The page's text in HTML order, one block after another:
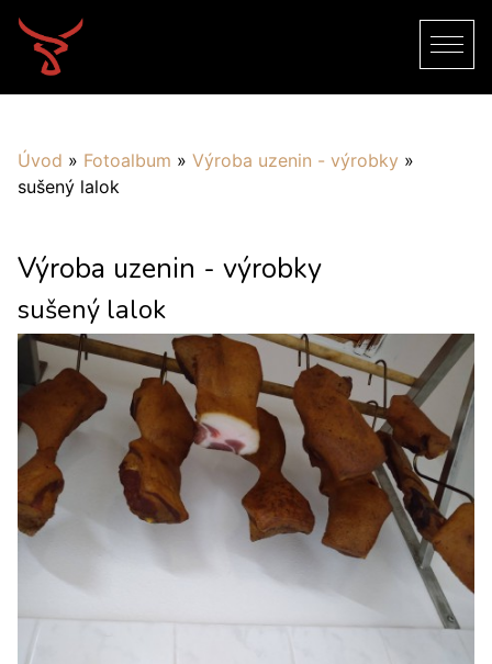
Úvod » Fotoalbum » Výroba uzenin - výrobky »
sušený lalok
Výroba uzenin - výrobky
sušený lalok